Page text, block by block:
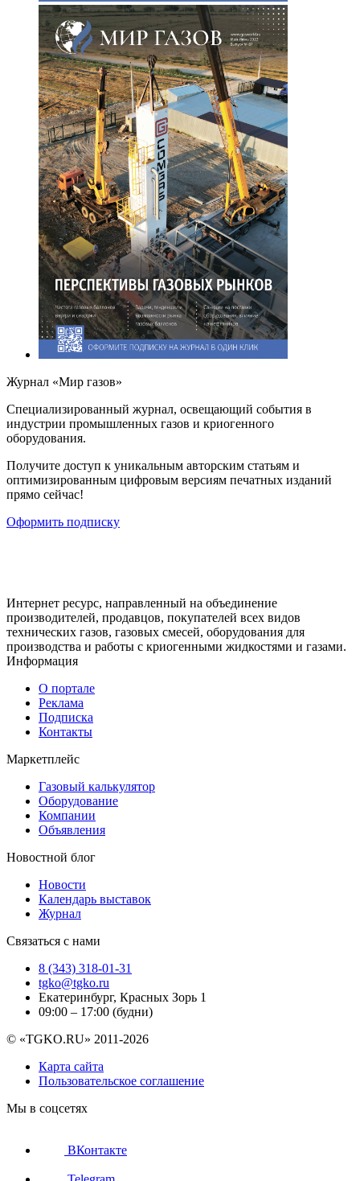
Журнал «Мир газов»
Cпециализированный журнал, освещающий события в
индустрии промышленных газов и криогенного
оборудования.
Получите доступ к уникальным авторским статьям и
оптимизированным цифровым версиям печатных изданий
прямо сейчас!
Оформить подписку
Интернет ресурс, направленный на объединение
производителей, продавцов, покупателей всех видов
технических газов, газовых смесей, оборудования для
производства и работы с криогенными жидкостями и газами.
Информация
О портале
Реклама
Подписка
Контакты
Маркетплейс
Газовый калькулятор
Оборудование
Компании
Объявления
Новостной блог
Новости
Календарь выставок
Журнал
Связаться с нами
8 (343) 318-01-31
tgko@tgko.ru
Екатеринбург, Красных Зорь 1
09:00 – 17:00 (будни)
© «TGKO.RU» 2011-2026
Карта сайта
Пользовательское соглашение
Мы в соцсетях
ВКонтакте